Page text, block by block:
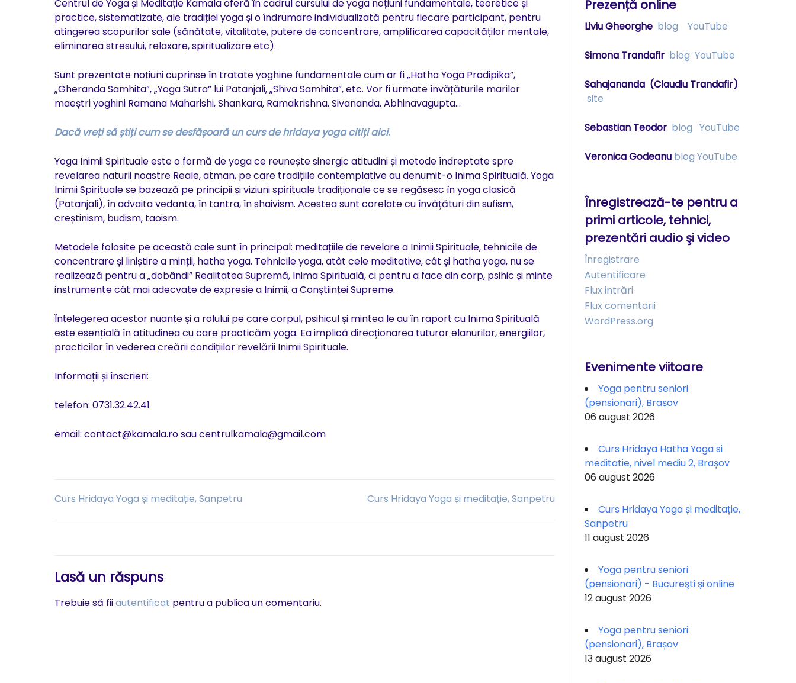
Centrul de Yoga și Meditație Kamala oferă în cadrul cursului de yoga noțiuni fundamentale, teoretice și
practice, sistematizate, ale tradiției yoga și o îndrumare individualizată pentru fiecare participant, pentru
atingerea scopurilor sale (sănătate, vitalitate, putere de concentrare, amplificarea capacităților mentale,
eliminarea stresului, relaxare, spiritualizare etc).
Sunt prezentate noțiuni cuprinse în tratate yoghine fundamentale cum ar fi „Hatha Yoga Pradipika”,
„Gheranda Samhita”, „Yoga Sutra” lui Patanjali, „Shiva Samhita”, etc. Vor fi urmate învățăturile marilor
maeștri yoghini Ramana Maharishi, Shankara, Ramakrishna, Sivananda, Abhinavagupta…
Dacă vreți să știți cum se desfășoară un curs de hridaya yoga citiți aici.
Yoga Inimii Spirituale este o formă de yoga ce reunește sinergic atitudini și metode îndreptate spre
revelarea naturii noastre Reale, atman, pe care tradițiile contemplative au denumit-o Inima Spirituală. Yoga
Inimii Spirituale se bazează pe principii și viziuni spirituale tradiționale ce se regăsesc în yoga clasică
(Patanjali), în advaita vedanta, în tantra, în shaivism. Acestea sunt corelate cu învățături din sufism,
creștinism, budism, taoism.
Metodele folosite pe această cale sunt în principal: meditațiile de revelare a Inimii Spirituale, tehnicile de
concentrare și liniștire a minții, hatha yoga. Tehnicile yoga, atât cele meditative, cât și hatha yoga, nu se
realizează pentru a „dobândi” Realitatea Supremă, Inima Spirituală, ci pentru a face din corp, psihic și minte
instrumente cât mai adecvate de expresie a Inimii, a Conștiinței Supreme.
Înțelegerea acestor nuanțe și a rolului pe care corpul, psihicul și mintea le au în raport cu Inima Spirituală
este esențială în atitudinea cu care practicăm yoga. Ea implică direcționarea tuturor elanurilor, energiilor,
practicilor în vederea creării condițiilor revelării Inimii Spirituale.
Informații și înscrieri:
telefon: 0731.32.42.41
email: contact@kamala.ro sau centrulkamala@gmail.com
Navigare
articole
Curs Hridaya Yoga și meditație, Sanpetru Curs Hridaya Yoga și meditație, Sanpetru
Lasă un răspuns
Trebuie să fiiautentificat pentru a publica un comentariu.
Prezență online
Liviu Gheorghe blog YouTube
Simona Trandafir blog YouTube
Sahajananda (Claudiu Trandafir)
site
Sebastian Teodor blog YouTube
Veronica Godeanu blog YouTube
Înregistrează-te pentru a
primi articole, tehnici,
prezentări audio şi video
Înregistrare
Autentificare
Flux intrări
Flux comentarii
WordPress.org
Evenimente viitoare
Yoga pentru seniori
(pensionari), Brașov
06 august 2026
Curs Hridaya Hatha Yoga si
meditatie, nivel mediu 2, Brașov
06 august 2026
Curs Hridaya Yoga și meditație,
Sanpetru
11 august 2026
Yoga pentru seniori
(pensionari) - Bucureşti și online
12 august 2026
Yoga pentru seniori
(pensionari), Brașov
13 august 2026